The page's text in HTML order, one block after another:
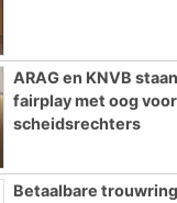
ARAG en KNVB
fairplay met oog
scheidsrechters
Betaalbare